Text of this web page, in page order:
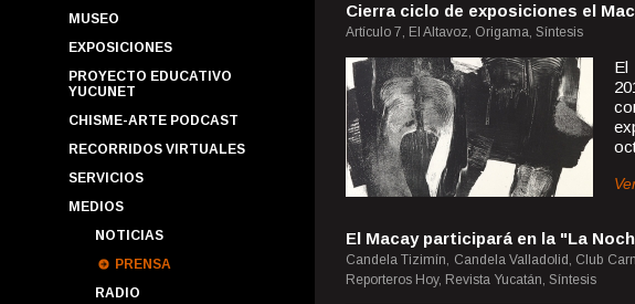
MUSEO
EXPOSICIONES
PROYECTO EDUCATIVO
YUCUNET
CHISME-ARTE PODCAST
RECORRIDOS VIRTUALES
SERVICIOS
MEDIOS
NOTICIAS
PRENSA
RADIO
Cierra ciclo de exposiciones el
Artículo 7, El Altavoz, Origama, Síntesis
El
El Macay participará en la "La
Candela Tizimín, Candela Valladolid, Club
Reporteros Hoy, Revista Yucatán, Síntesis